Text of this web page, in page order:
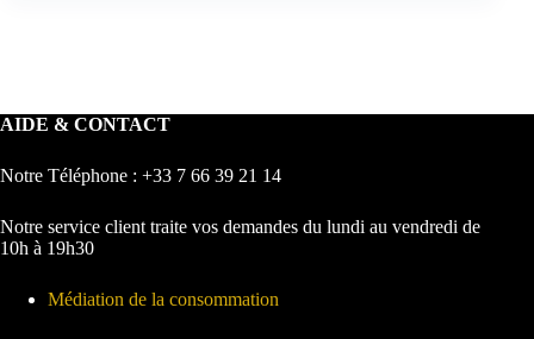
AIDE & CONTACT
Notre Téléphone : +33 7 66 39 21 14
Notre service client traite vos demandes du lundi au vendredi de
10h à 19h30
Médiation de la consommation